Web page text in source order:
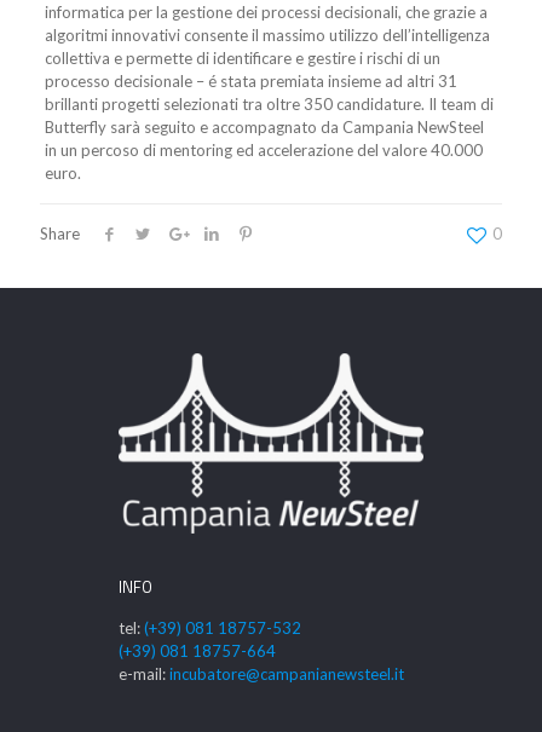
informatica per la gestione dei processi decisionali, che grazie a
algoritmi innovativi consente il massimo utilizzo dell’intelligenza
collettiva e permette di identificare e gestire i rischi di un
processo decisionale – é stata premiata insieme ad altri 31
brillanti progetti selezionati tra oltre 350 candidature. Il team di
Butterfly sarà seguito e accompagnato da Campania NewSteel
in un percoso di mentoring ed accelerazione del valore 40.000
euro.
Share 0
INFO
tel:(+39) 081 18757-532
(+39) 081 18757-664
e-mail:incubatore@campanianewsteel.it